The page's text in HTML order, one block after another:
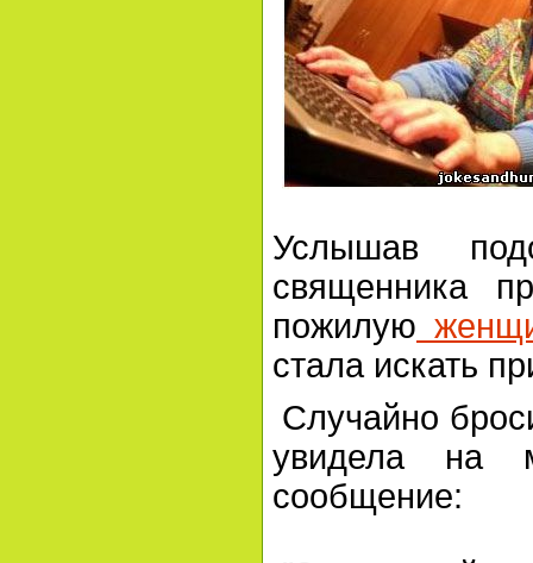
Услышав
священника
пожилую
стала искать
Случайно
увидела на
сообщение: